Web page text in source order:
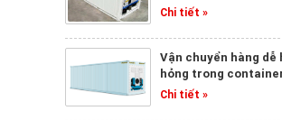
Chi tiết »
Vận chuyển hàng dễ
hỏng trong
Chi tiết »